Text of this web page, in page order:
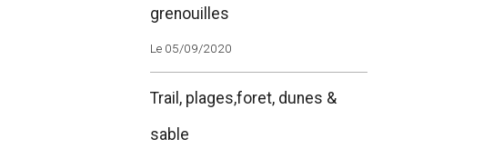
grenouilles
Le 05/09/2020
Trail, plages,foret, dunes &
sable